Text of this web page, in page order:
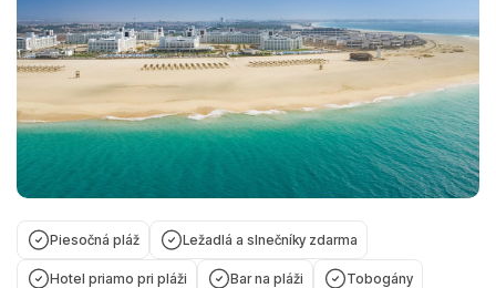
Piesočná pláž Ležadlá a slnečníky zdarma
Hotel priamo pri pláži Bar na pláži Tobogány